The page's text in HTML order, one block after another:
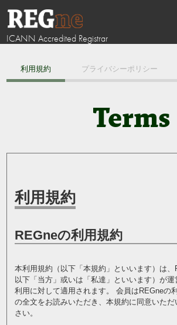
ICANN Accredited Registrar
利用規約 プライバシーポリシー
Terms
利用規約
REGneの利用規約
本利用規約（以下「本規約」といいます）は、
以下「当方」或いは「私達」といいます）が
利用に対して適用されます。 会員はREGneの
の全文をお読みいただき、本規約に同意いた
さい。